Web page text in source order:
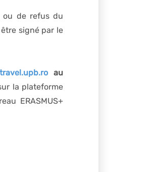
ou de refus du
signé par le
travel.upb.ro au
la plateforme
ERASMUS+